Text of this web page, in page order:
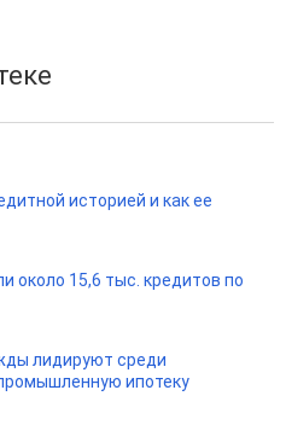
историей и как ее
около 15,6 тыс. кредитов по
лидируют среди
ипотеку